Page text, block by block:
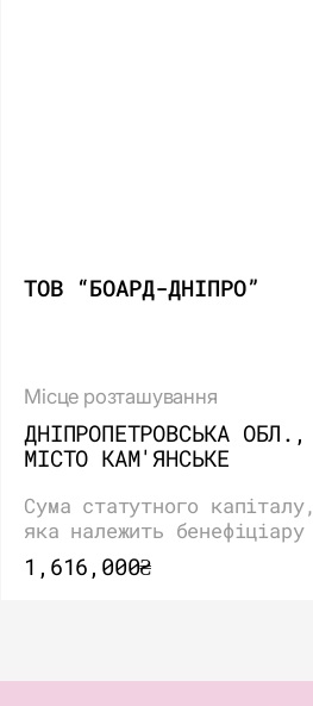
ТОВ “БОАРД-ДНІПРО”
Місце розташування
ДНІПРОПЕТРОВСЬКА ОБЛ.,
МІСТО КАМ'ЯНСЬКЕ
Сума статутного капіталу,
яка належить бенефіціару
1,616,000₴